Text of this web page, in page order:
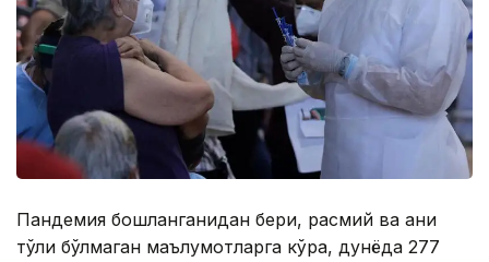
Пандемия бошланганидан бери, расмий ва аниқ
тўлиқ бўлмаган маълумотларга кўра, дунёда 277